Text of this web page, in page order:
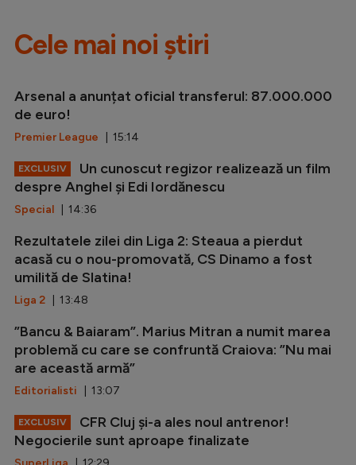
Cele mai noi știri
Arsenal a anunțat oficial transferul: 87.000.000
de euro!
Premier League | 15:14
EXCLUSIV
Un cunoscut regizor realizează un film
despre Anghel și Edi Iordănescu
Special | 14:36
Rezultatele zilei din Liga 2: Steaua a pierdut
acasă cu o nou-promovată, CS Dinamo a fost
umilită de Slatina!
Liga 2 | 13:48
”Bancu & Baiaram”. Marius Mitran a numit marea
problemă cu care se confruntă Craiova: ”Nu mai
are această armă”
Editorialisti | 13:07
EXCLUSIV
CFR Cluj și-a ales noul antrenor!
Negocierile sunt aproape finalizate